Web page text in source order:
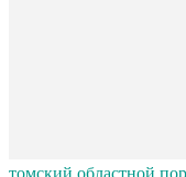
томский областной